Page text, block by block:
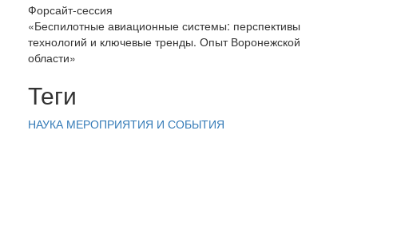
Форсайт-сессия
«Беспилотные авиационные системы: перспективы
технологий и ключевые тренды. Опыт Воронежской
области»
Теги
НАУКА МЕРОПРИЯТИЯ И СОБЫТИЯ